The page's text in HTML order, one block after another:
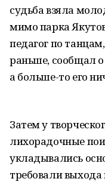
судьба взяла
мимо парка
педагог по
раньше, сообщал
а больше-то его
Затем у
лихорадочные
укладывались
требовали